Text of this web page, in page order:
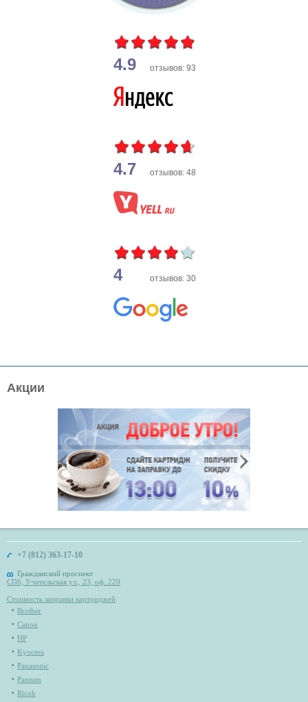
Акции
4.9 отзывов: 93
4.7 отзывов: 48
4 отзывов: 30
+7 (812) 363-17-10
Гражданский проспект
СПб, Учительская ул., 23, оф. 220
Стоимость заправки картриджей
Brother
Canon
HP
Kyocera
Panasonic
Pantum
Ricoh